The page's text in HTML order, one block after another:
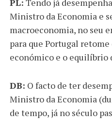
PL: Tendo já
Ministro da Economia e
macroeconomia, no seu
para que Portugal
económico e o equilíbrio
DB: O facto de ter
Ministro da Economia
de tempo, já no século